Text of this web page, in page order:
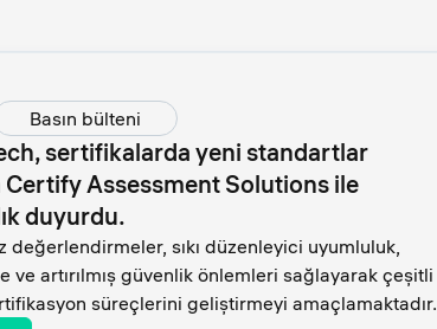
Basın bülteni
sertifikalarda yeni standartlar
Assessment Solutions ile
duyurdu.
değerlendirmeler, sıkı düzenleyici uyumluluk,
ve artırılmış güvenlik önlemleri sağlayarak çeşitli
süreçlerini geliştirmeyi amaçlamaktadır.